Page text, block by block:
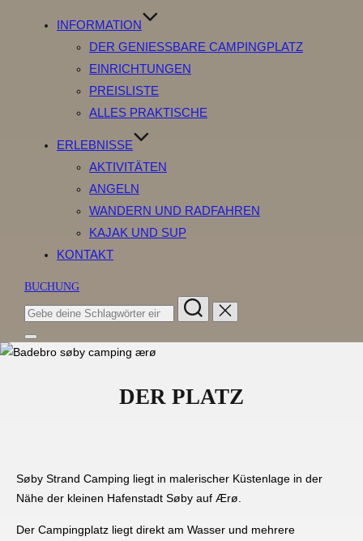
INFORMATION
DER GENIESSBARE CAMPINGPLATZ
EINRICHTUNGEN
PREISLISTE
ALLES PRAKTISCHE
ERLEBNISSE
AKTIVITÄTEN
ANGELN
WANDERN UND RADFAHREN
KAJAK UND SUP
KONTAKT
BUCHUNG
Suchen
nach:
Seitenleiste
&
DER PLATZ
Søby Strand Camping liegt in malerischer Küstenlage in der
Nähe der kleinen Hafenstadt Søby auf Ærø.
Der Campingplatz liegt direkt am Wasser und mehrere